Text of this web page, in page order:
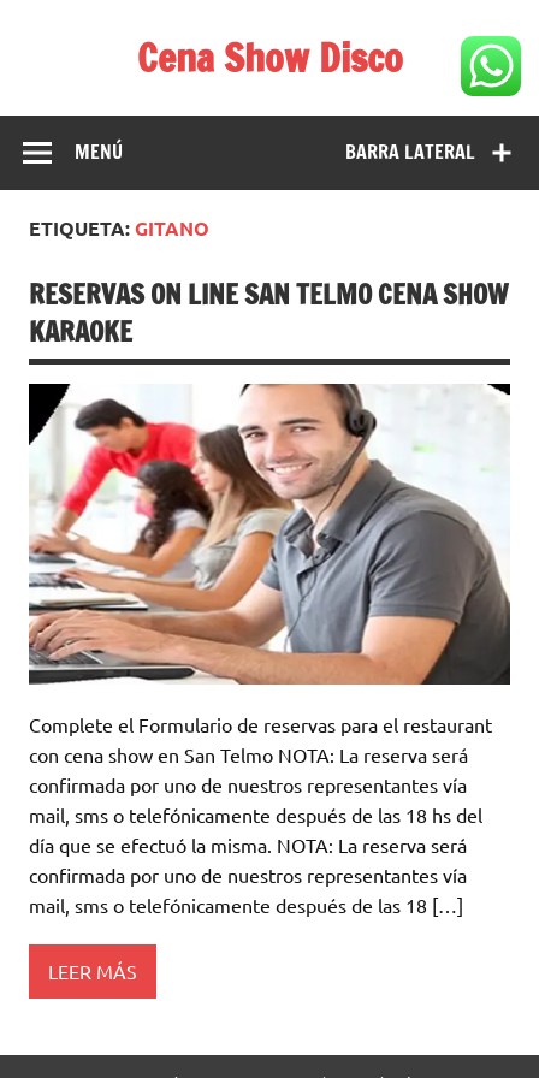
Cena Show Disco
Cena Show Disco – DISCO CENA SHOW GUIA DE
RESTAURANTES
BARRA LATERAL
MENÚ
ETIQUETA:GITANO
RESERVAS ON LINE SAN TELMO CENA SHOW
KARAOKE
Complete el Formulario de reservas para el restaurant
con cena show en San Telmo NOTA: La reserva será
confirmada por uno de nuestros representantes vía
mail, sms o telefónicamente después de las 18 hs del
día que se efectuó la misma. NOTA: La reserva será
confirmada por uno de nuestros representantes vía
mail, sms o telefónicamente después de las 18 […]
LEER MÁS